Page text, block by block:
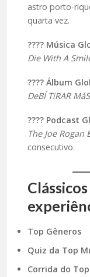
astro porto-
quarta vez.
???? Música
Die With A
???? Álbum
DeBÍ TiRAR
???? Podcast
The Joe Rogan
consecutivo.
Top Gêneros
Quiz da Top
Corrida do